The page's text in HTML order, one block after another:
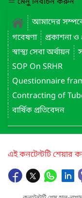
আমাদের
গবেষণা
প্রকাশনা ও
স্বাস্থ্য সেবা অর্থায়ন
SOP On SRHR
Questionnaire
বার্ষিক প্রতিবেদন
এই কনটেন্টটি শেয়ার